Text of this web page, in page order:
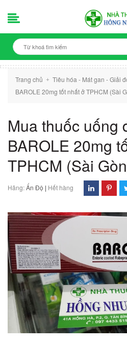
Trang chủ + Tiêu hóa - Mát gan - Giải
BAROLE 20mg tốt nhất ở TPHCM (Sài
Mua thuốc uống
BAROLE 20mg
TPHCM (Sài
Hãng:Ấn Độ | Hết hàng